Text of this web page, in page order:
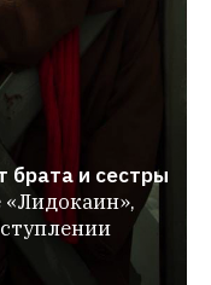
брата и сестры
«Лидокаин»,